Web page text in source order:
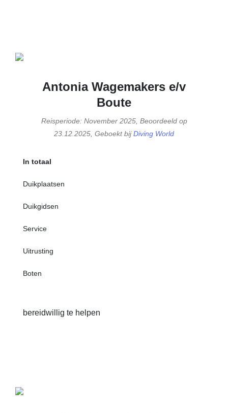
Antonia Wagemakers e/v
Boute
Reisperiode: November 2025, Beoordeeld op
23.12.2025, Geboekt bijDiving World
In totaal
Duikplaatsen
Duikgidsen
Service
Uitrusting
Boten
bereidwillig te helpen